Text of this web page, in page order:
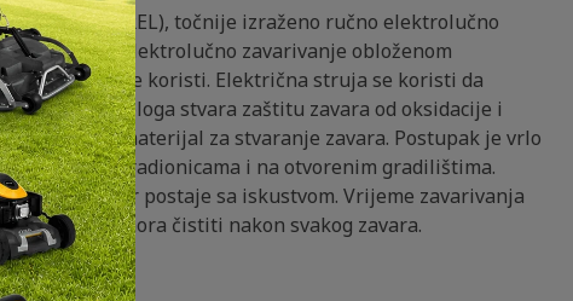
(kratica: REL), točnije izraženo ručno elektrolučno
– MMA) ili elektrolučno zavarivanje obloženom
koji se najviše koristi. Električna struja se koristi da
čija obloga stvara zaštitu zavara od oksidacije i
dodatni materijal za stvaranje zavara. Postupak je vrlo
se koristi u radionicama i na otvorenim gradilištima.
vješt majstor postaje sa iskustvom. Vrijeme zavarivanja
i troska se mora čistiti nakon svakog zavara.